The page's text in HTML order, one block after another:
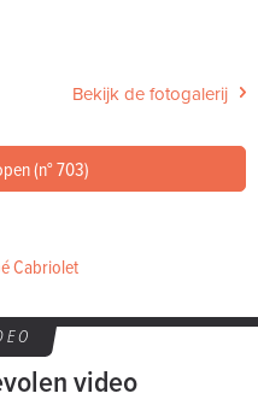
Bekijk de fotogalerij
(n° 703)
Cabriolet
video